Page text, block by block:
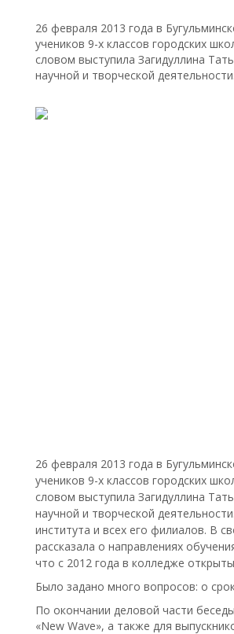
26 февраля 2013 года в
учеников 9-х классов городских
словом выступила Загидуллина
научной и творческой деятельности.
26 февраля 2013 года в
учеников 9-х классов городских
словом выступила Загидуллина
научной и творческой
института и всех его филиалов. В
рассказала о направлениях
что с 2012 года в колледже
Было задано много вопросов: о
По окончании деловой части
«New Wave», а также для